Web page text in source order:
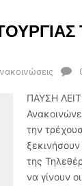
ΠΑΥΣΗ
την
της
να γίνουν